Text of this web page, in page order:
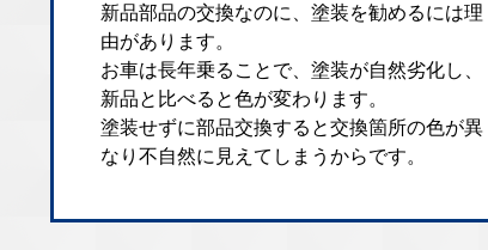
新品部品の交換なのに、塗装を勧めるには理
由があります。
お車は長年乗ることで、塗装が自然劣化し、
新品と比べると色が変わります。
塗装せずに部品交換すると交換箇所の色が異
なり不自然に見えてしまうからです。